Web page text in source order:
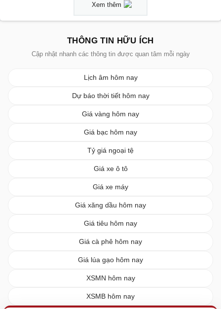
Xem thêm
THÔNG TIN HỮU ÍCH
Cập nhật nhanh các thông tin được quan tâm mỗi ngày
Lịch âm hôm nay
Dự báo thời tiết hôm nay
Giá vàng hôm nay
Giá bạc hôm nay
Tỷ giá ngoại tệ
Giá xe ô tô
Giá xe máy
Giá xăng dầu hôm nay
Giá tiêu hôm nay
Giá cà phê hôm nay
Giá lúa gạo hôm nay
XSMN hôm nay
XSMB hôm nay